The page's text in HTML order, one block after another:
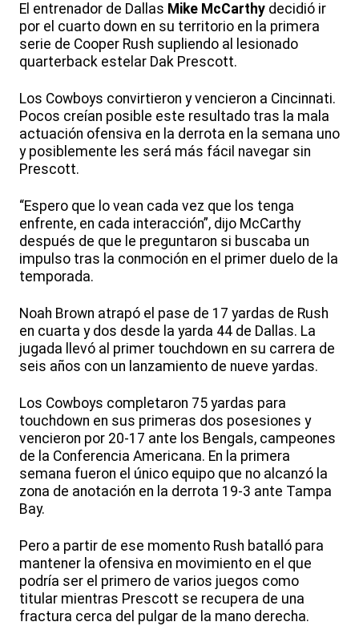
El entrenador de Dallas Mike McCarthy decidió ir
por el cuarto down en su territorio en la primera
serie de Cooper Rush supliendo al lesionado
quarterback estelar Dak Prescott.
Los Cowboys convirtieron y vencieron a Cincinnati.
Pocos creían posible este resultado tras la mala
actuación ofensiva en la derrota en la semana uno
y posiblemente les será más fácil navegar sin
Prescott.
“Espero que lo vean cada vez que los tenga
enfrente, en cada interacción”, dijo McCarthy
después de que le preguntaron si buscaba un
impulso tras la conmoción en el primer duelo de la
temporada.
Noah Brown atrapó el pase de 17 yardas de Rush
en cuarta y dos desde la yarda 44 de Dallas. La
jugada llevó al primer touchdown en su carrera de
seis años con un lanzamiento de nueve yardas.
Los Cowboys completaron 75 yardas para
touchdown en sus primeras dos posesiones y
vencieron por 20-17 ante los Bengals, campeones
de la Conferencia Americana. En la primera
semana fueron el único equipo que no alcanzó la
zona de anotación en la derrota 19-3 ante Tampa
Bay.
Pero a partir de ese momento Rush batalló para
mantener la ofensiva en movimiento en el que
podría ser el primero de varios juegos como
titular mientras Prescott se recupera de una
fractura cerca del pulgar de la mano derecha.